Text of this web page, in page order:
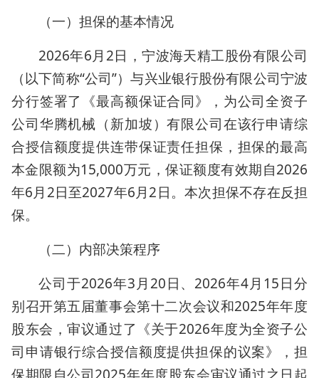
（一）担保的基本情况
2026年6月2日，宁波海天精工股份有限公司
（以下简称“公司”）与兴业银行股份有限公司宁波
分行签署了《最高额保证合同》，为公司全资子
公司华腾机械（新加坡）有限公司在该行申请综
合授信额度提供连带保证责任担保，担保的最高
本金限额为15,000万元，保证额度有效期自2026
年6月2日至2027年6月2日。本次担保不存在反担
保。
（二）内部决策程序
公司于2026年3月20日、2026年4月15日分
别召开第五届董事会第十二次会议和2025年年度
股东会，审议通过了《关于2026年度为全资子公
司申请银行综合授信额度提供担保的议案》，担